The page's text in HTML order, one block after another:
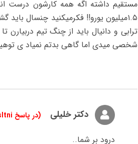
مستقیم داشته اگه همه کارشون درست
۱.۵میلیون یورو!! فکرمیکنید چنسال
ترابی و دانیال باید از چنگ تیم
شخصی میدی اما گاهی بدتم نمیاد ی
دکتر خلیلی (در پاسخ Milad,sltni)
درود بر شما..